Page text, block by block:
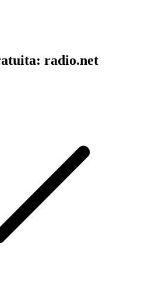
radio.net